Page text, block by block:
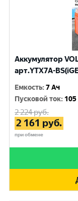
Аккумулятор
арт.YTX7A-
Емкость:7 Ач
Пусковой ток: 105
2 224руб.
2 161 руб.
при обмене